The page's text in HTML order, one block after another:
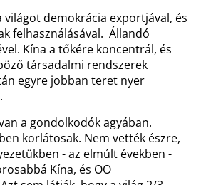
demokrácia exportjával, és
felhasználásával. Állandó
Kína a tőkére koncentrál, és
társadalmi rendszerek
egyre jobban teret nyer
a gondolkodók agyában.
korlátosak. Nem vették észre,
- az elmúlt években -
Kína, és OO